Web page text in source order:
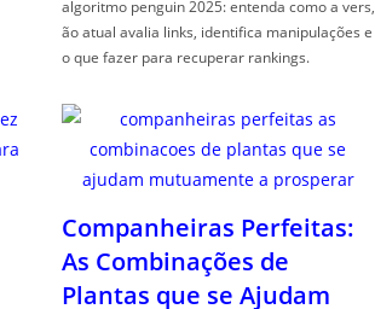
algoritmo penguin 2025: entenda como a vers,
ão atual avalia links, identifica manipulações e
o que fazer para recuperar rankings.
Companheiras Perfeitas:
As Combinações de
Plantas que se Ajudam